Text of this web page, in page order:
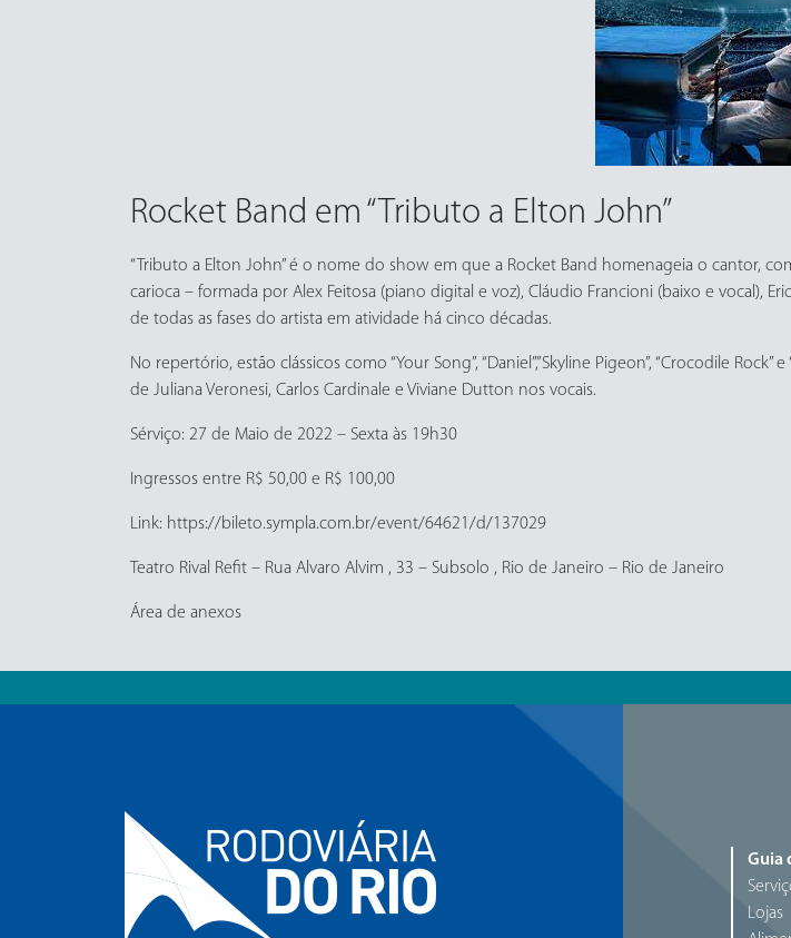
Rocket Band em “Tributo a Elton John”
“Tributo a Elton John” é o nome do show em que a Rocket Band homenageia o cantor,
carioca – formada por Alex Feitosa (piano digital e voz), Cláudio Francioni (baixo e vocal),
de todas as fases do artista em atividade há cinco décadas.
No repertório, estão clássicos como “Your Song”, “Daniel”,”Skyline Pigeon”, “Crocodile
de Juliana Veronesi, Carlos Cardinale e Viviane Dutton nos vocais.
Sérviço: 27 de Maio de 2022 – Sexta às 19h30
Ingressos entre R$ 50,00 e R$ 100,00
Link: https://bileto.sympla.com.br/event/64621/d/137029
Teatro Rival Refit – Rua Alvaro Alvim , 33 – Subsolo , Rio de Janeiro – Rio de Janeiro
Área de anexos
Guia
Lojas